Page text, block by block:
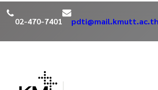
02-470-7401 pdti@mail.kmutt.ac.th